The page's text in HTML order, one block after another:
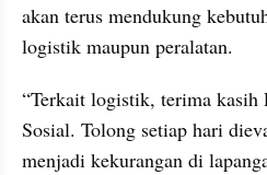
akan terus mendukung
logistik maupun peralatan.
“Terkait logistik, terima kasih
Sosial. Tolong setiap hari
menjadi kekurangan di